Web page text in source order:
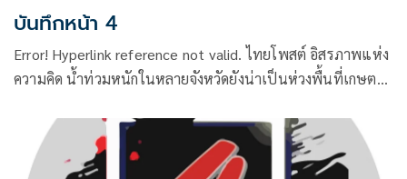
บันทึกหน้า 4
Error! Hyperlink reference not valid. ไทยโพสต์ อิสรภาพแห่ง
ความคิด น้ำท่วมหนักในหลายจังหวัดยังน่าเป็นห่วงพื้นที่เกษตร
อย่างหนัก